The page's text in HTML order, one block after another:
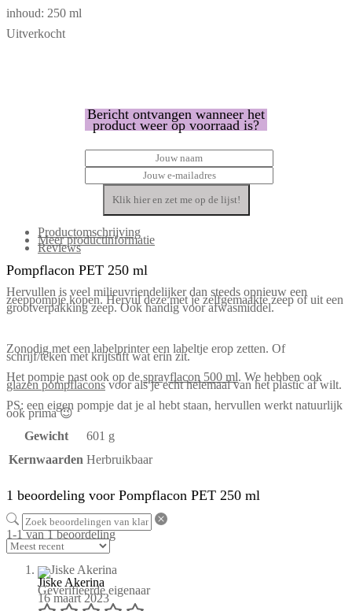
inhoud: 250 ml
Uitverkocht
Bericht ontvangen wanneer het
product weer op voorraad is?
Productomschrijving
Meer productinformatie
Reviews
Pompflacon PET 250 ml
Hervullen is veel milieuvriendelijker dan steeds opnieuw een
zeeppompje kopen. Hervul deze met je zelfgemaakte zeep of uit een
grootverpakking zeep. Ook handig voor afwasmiddel.
Zonodig met een labelprinter een labeltje erop zetten. Of
schrijf/teken met krijtstift wat erin zit.
Het pompje past ook op de sprayflacon 500 ml. We hebben ook
glazen pompflaconsvoor als je echt helemaal van het plastic af wilt.
PS: een eigen pompje dat je al hebt staan, hervullen werkt natuurlijk
ook prima 😉
Gewicht
601 g
Kernwaarden Herbruikbaar
1 beoordeling voor Pompflacon PET 250 ml
1-1 van 1 beoordeling
Jiske Akerina
Geverifieerde eigenaar
16 maart 2023